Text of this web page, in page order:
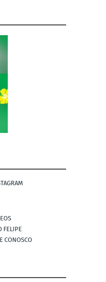
FELIPE
CONOSCO